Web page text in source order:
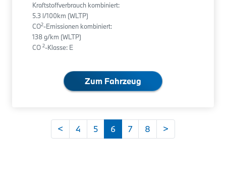
Kraftstoffverbrauch kombiniert:
5.3 l/100km (WLTP)
CO2-Emissionen kombiniert:
138 g/km (WLTP)
CO 2-Klasse: E
Zum Fahrzeug
< 4 5 6 7 8 >